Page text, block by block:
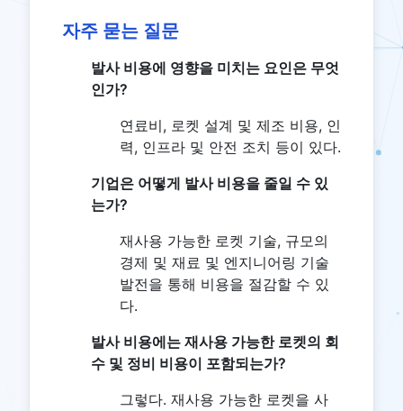
자주 묻는 질문
발사 비용에 영향을 미치는 요인은 무엇
인가?
연료비, 로켓 설계 및 제조 비용, 인
력, 인프라 및 안전 조치 등이 있다.
기업은 어떻게 발사 비용을 줄일 수 있
는가?
재사용 가능한 로켓 기술, 규모의
경제 및 재료 및 엔지니어링 기술
발전을 통해 비용을 절감할 수 있
다.
발사 비용에는 재사용 가능한 로켓의 회
수 및 정비 비용이 포함되는가?
그렇다. 재사용 가능한 로켓을 사